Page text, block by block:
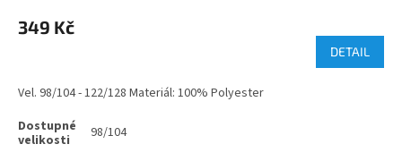
349 Kč
DETAIL
Vel. 98/104 - 122/128 Materiál: 100% Polyester
98/104